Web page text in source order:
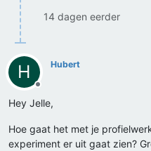
14 dagen eerder
H
Offline
Hubert
Hey Jelle,
Hoe gaat het met je
experiment er uit gaat zien?